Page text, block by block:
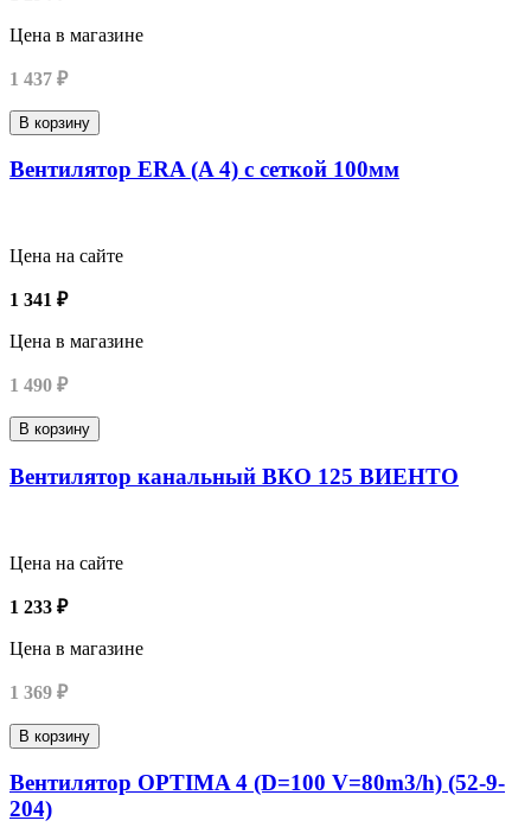
Цена в магазине
1 437 ₽
В корзину
Вентилятор ERA (A 4) с сеткой 100мм
Цена на сайте
1 341 ₽
Цена в магазине
1 490 ₽
В корзину
Вентилятор канальный ВКО 125 ВИЕНТО
Цена на сайте
1 233 ₽
Цена в магазине
1 369 ₽
В корзину
Вентилятор OPTIMA 4 (D=100 V=80m3/h) (52-9-
204)